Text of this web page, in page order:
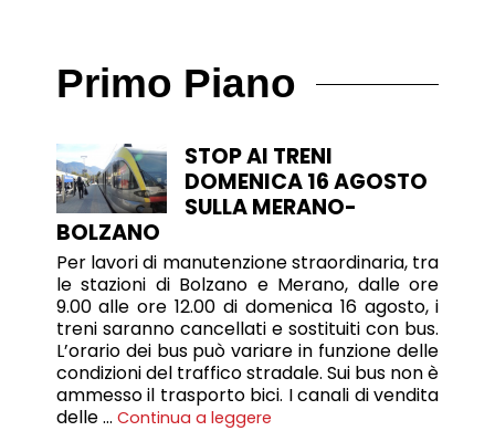
Primo Piano
STOP AI TRENI
DOMENICA 16 AGOSTO
SULLA MERANO-
BOLZANO
Per lavori di manutenzione straordinaria, tra
le stazioni di Bolzano e Merano, dalle ore
9.00 alle ore 12.00 di domenica 16 agosto, i
treni saranno cancellati e sostituiti con bus.
L’orario dei bus può variare in funzione delle
condizioni del traffico stradale. Sui bus non è
ammesso il trasporto bici. I canali di vendita
delle … Continua a leggere